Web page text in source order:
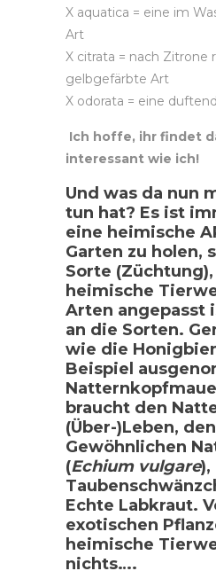
X aquatica = eine im
Art
X citrata = nach Zitrone
gelbgefärbte Art
X odorata = eine
Ich hoffe, ihr findet
interessant wie ich!
Und was da nun
tun hat? Es ist
eine heimische
Garten zu holen,
Sorte
heimische
Arten angepasst
an die Sorten.
wie die
Beispiel
braucht den
(Über-)Leben, den
Gewöhnlichen
(Echium vulgare),
Echte Labkraut.
exotischen
heimische
nichts….